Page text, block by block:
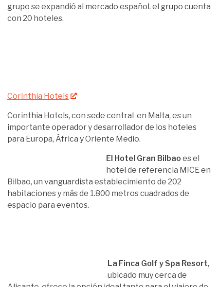
grupo se expandió al mercado español. el grupo cuenta
con 20 hoteles.
Corinthia Hotels
Corinthia Hotels, con sede central en Malta, es un
importante operador y desarrollador de los hoteles
para Europa, África y Oriente Medio.
El Hotel Gran Bilbao es el
hotel de referencia MICE en
Bilbao, un vanguardista establecimiento de 202
habitaciones y más de 1.800 metros cuadrados de
espacio para eventos.
La Finca Golf y Spa Resort,
ubicado muy cerca de